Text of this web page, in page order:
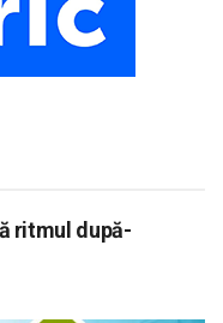
ritmul după-